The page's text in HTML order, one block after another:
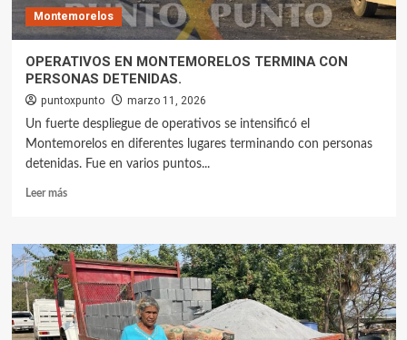
Montemorelos
OPERATIVOS EN MONTEMORELOS TERMINA CON
PERSONAS DETENIDAS.
puntoxpunto marzo 11, 2026
Un fuerte despliegue de operativos se intensificó el
Montemorelos en diferentes lugares terminando con personas
detenidas. Fue en varios puntos...
Leer más